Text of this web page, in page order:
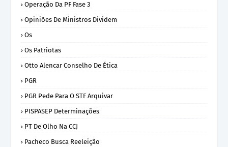
Operação Da PF Fase 3
Opiniões De Ministros Dividem
Os
Os Patriotas
Otto Alencar Conselho De Ética
PGR
PGR Pede Para O STF Arquivar
PISPASEP Determinações
PT De Olho Na CCJ
Pacheco Busca Reeleição